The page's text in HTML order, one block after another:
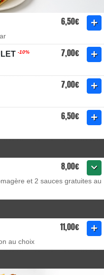
6,50€
-10% 7,00€
7,00€
6,50€
8,00€
et 2 sauces gratuites au
11,00€
au choix